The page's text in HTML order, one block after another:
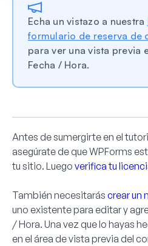
Echa un vistazo a nuestra
formulario de reserva de
para ver una vista previa
Fecha / Hora.
Antes de sumergirte en el
asegúrate de que WPForms
tu sitio. Luego verifica tu
También necesitarás crear un
uno existente para editar y
/ Hora. Una vez que lo hayas
en el área de vista previa del